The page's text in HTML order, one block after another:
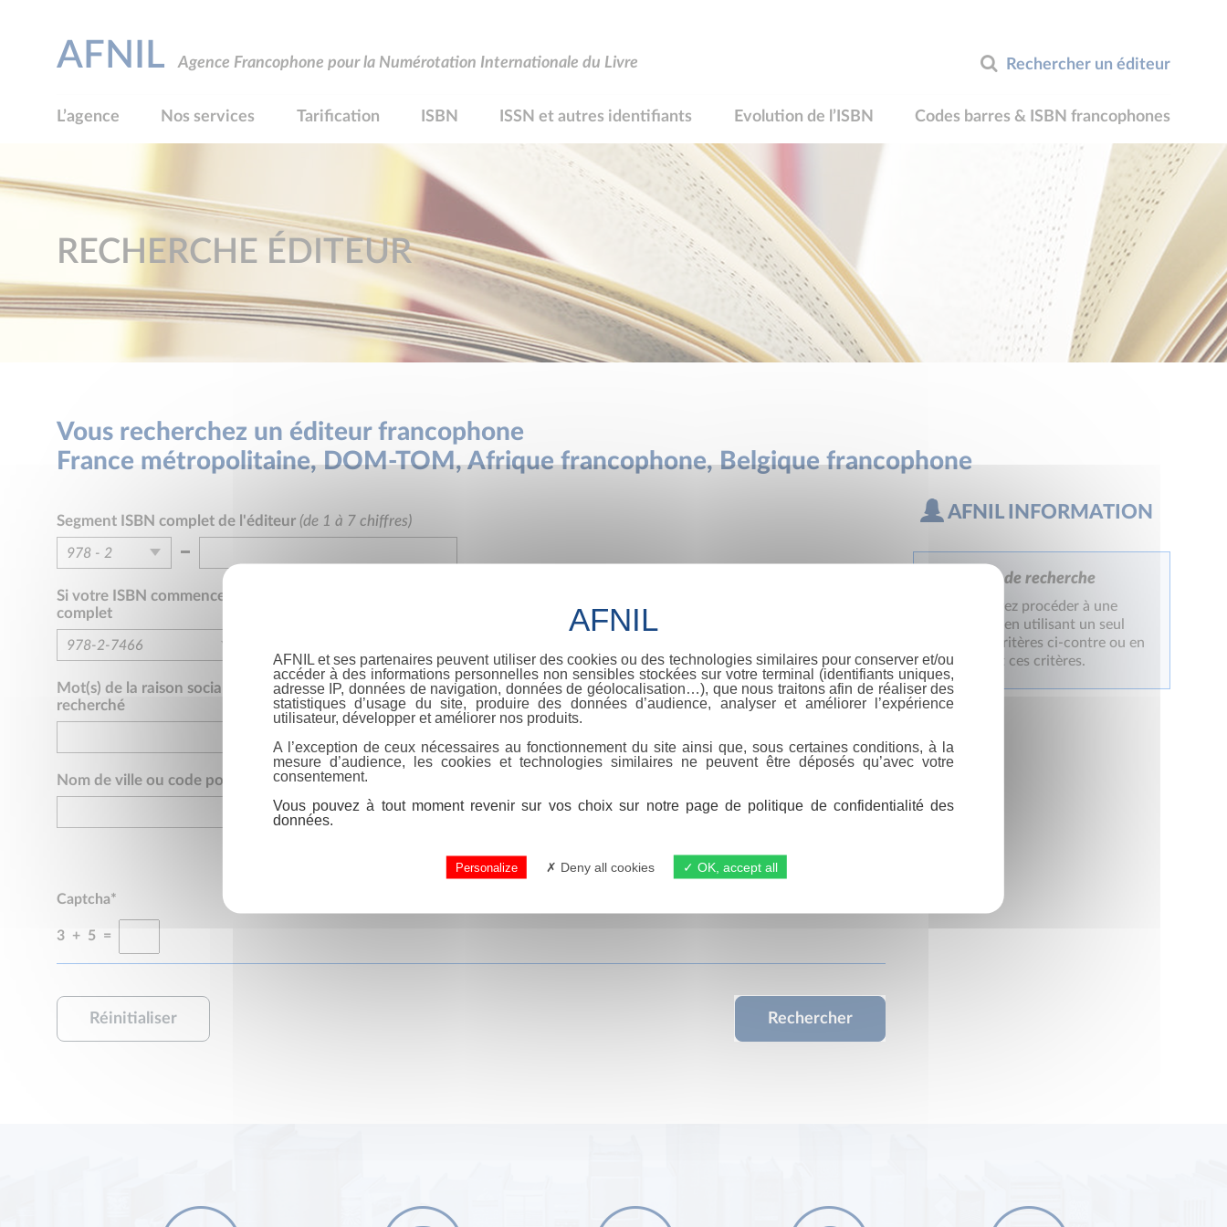
Rechercher un éditeur
AFNIL Agence Francophone pour la Numérotation Internationale du Livre
L’agence Nos services Tarification ISBN ISSN et autres identifiants Evolution de l’ISBN Codes barres & ISBN francophones
RECHERCHE ÉDITEUR
Vous recherchez un éditeur francophone
France métropolitaine, DOM-TOM, Afrique francophone, Belgique francophone
Segment ISBN complet de l'éditeur (de 1 à 7 chiffres)
978 - 2
979 - 10
979
Si votre ISBN commence par
complet
978-2-7466
978-2-8052
979-10-415
978-2-8052
979-10-415
Mot(s) de la raison sociale ou marque éditoriale de l'éditeur
recherché
Nom de ville ou code postal
Captcha*
3 + 5 =
AFNIL INFORMATION
Mode de recherche
Vous pouvez procéder à une
recherche en utilisant un seul
des trois critères ci-contre ou en
combinant ces critères.
AFNIL et ses partenaires peuvent utiliser des cookies ou des technologies similaires pour conserver et/ou
accéder à des informations personnelles non sensibles stockées sur votre terminal (identifiants uniques,
adresse IP, données de navigation, données de géolocalisation…), que nous traitons afin de réaliser des
statistiques d’usage du site, produire des données d’audience, analyser et améliorer l’expérience
utilisateur, développer et améliorer nos produits.
A l’exception de ceux nécessaires au fonctionnement du site ainsi que, sous certaines conditions, à la
mesure d’audience, les cookies et technologies similaires ne peuvent être déposés qu’avec votre
consentement.
Vous pouvez à tout moment revenir sur vos choix sur notre page de politique de confidentialité des
données.
Personalize Deny all cookies OK, accept all